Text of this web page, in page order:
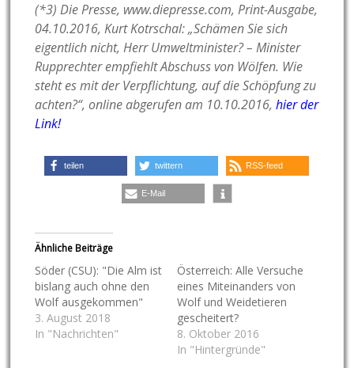
(*3) Die Presse, www.diepresse.com, Print-Ausgabe,
04.10.2016, Kurt Kotrschal: „Schämen Sie sich
eigentlich nicht, Herr Umweltminister? – Minister
Rupprechter empfiehlt Abschuss von Wölfen. Wie
steht es mit der Verpflichtung, auf die Schöpfung zu
achten?“, online abgerufen am 10.10.2016,hier der
Link!
teilen twittern RSS-feed
E-Mail
Ähnliche Beiträge
Söder (CSU): "Die Alm ist
bislang auch ohne den
Wolf ausgekommen"
3. August 2018
In "Nachrichten"
Österreich: Alle Versuche
eines Miteinanders von
Wolf und Weidetieren
gescheitert?
8. Oktober 2016
In "Hintergründe"